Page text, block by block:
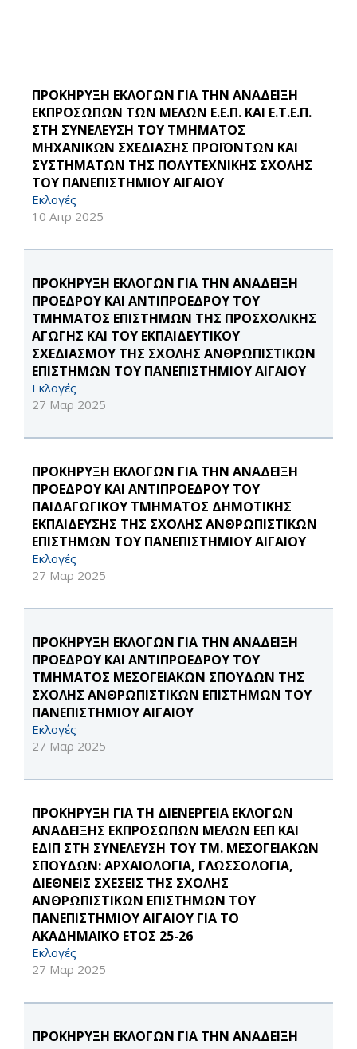
ΠΡΟΚΗΡΥΞΗ ΕΚΛΟΓΩΝ ΓΙΑ ΤΗΝ ΑΝΑΔΕΙΞΗ
ΕΚΠΡΟΣΩΠΩΝ ΤΩΝ ΜΕΛΩΝ Ε.Ε.Π. ΚΑΙ Ε.Τ.Ε.Π.
ΣΤΗ ΣΥΝΕΛΕΥΣΗ ΤΟΥ ΤΜΗΜΑΤΟΣ
ΜΗΧΑΝΙΚΩΝ ΣΧΕΔΙΑΣΗΣ ΠΡΟΪΟΝΤΩΝ ΚΑΙ
ΣΥΣΤΗΜΑΤΩΝ ΤΗΣ ΠΟΛΥΤΕΧΝΙΚΗΣ ΣΧΟΛΗΣ
ΤΟΥ ΠΑΝΕΠΙΣΤΗΜΙΟΥ ΑΙΓΑΙΟΥ
Εκλογές
10 Απρ 2025
ΠΡΟΚΗΡΥΞΗ ΕΚΛΟΓΩΝ ΓΙΑ ΤΗΝ ΑΝΑΔΕΙΞΗ
ΠΡΟΕΔΡΟΥ ΚΑΙ ΑΝΤΙΠΡΟΕΔΡΟΥ ΤΟΥ
ΤΜΗΜΑΤΟΣ ΕΠΙΣΤΗΜΩΝ ΤΗΣ ΠΡΟΣΧΟΛΙΚΗΣ
ΑΓΩΓΗΣ ΚΑΙ ΤΟΥ ΕΚΠΑΙΔΕΥΤΙΚΟΥ
ΣΧΕΔΙΑΣΜΟΥ ΤΗΣ ΣΧΟΛΗΣ ΑΝΘΡΩΠΙΣΤΙΚΩΝ
ΕΠΙΣΤΗΜΩΝ ΤΟΥ ΠΑΝΕΠΙΣΤΗΜΙΟΥ ΑΙΓΑΙΟΥ
Εκλογές
27 Μαρ 2025
ΠΡΟΚΗΡΥΞΗ ΕΚΛΟΓΩΝ ΓΙΑ ΤΗΝ ΑΝΑΔΕΙΞΗ
ΠΡΟΕΔΡΟΥ ΚΑΙ ΑΝΤΙΠΡΟΕΔΡΟΥ ΤΟΥ
ΠΑΙΔΑΓΩΓΙΚΟΥ ΤΜΗΜΑΤΟΣ ΔΗΜΟΤΙΚΗΣ
ΕΚΠΑΙΔΕΥΣΗΣ ΤΗΣ ΣΧΟΛΗΣ ΑΝΘΡΩΠΙΣΤΙΚΩΝ
ΕΠΙΣΤΗΜΩΝ ΤΟΥ ΠΑΝΕΠΙΣΤΗΜΙΟΥ ΑΙΓΑΙΟΥ
Εκλογές
27 Μαρ 2025
ΠΡΟΚΗΡΥΞΗ ΕΚΛΟΓΩΝ ΓΙΑ ΤΗΝ ΑΝΑΔΕΙΞΗ
ΠΡΟΕΔΡΟΥ ΚΑΙ ΑΝΤΙΠΡΟΕΔΡΟΥ ΤΟΥ
ΤΜΗΜΑΤΟΣ ΜΕΣΟΓΕΙΑΚΩΝ ΣΠΟΥΔΩΝ ΤΗΣ
ΣΧΟΛΗΣ ΑΝΘΡΩΠΙΣΤΙΚΩΝ ΕΠΙΣΤΗΜΩΝ ΤΟΥ
ΠΑΝΕΠΙΣΤΗΜΙΟΥ ΑΙΓΑΙΟΥ
Εκλογές
27 Μαρ 2025
ΠΡΟΚΗΡΥΞΗ ΓΙΑ ΤΗ ΔΙΕΝΕΡΓΕΙΑ ΕΚΛΟΓΩΝ
ΑΝΑΔΕΙΞΗΣ ΕΚΠΡΟΣΩΠΩΝ ΜΕΛΩΝ ΕΕΠ ΚΑΙ
ΕΔΙΠ ΣΤΗ ΣΥΝΕΛΕΥΣΗ ΤΟΥ ΤΜ. ΜΕΣΟΓΕΙΑΚΩΝ
ΣΠΟΥΔΩΝ: ΑΡΧΑΙΟΛΟΓΙΑ, ΓΛΩΣΣΟΛΟΓΙΑ,
ΔΙΕΘΝΕΙΣ ΣΧΕΣΕΙΣ ΤΗΣ ΣΧΟΛΗΣ
ΑΝΘΡΩΠΙΣΤΙΚΩΝ ΕΠΙΣΤΗΜΩΝ ΤΟΥ
ΠΑΝΕΠΙΣΤΗΜΙΟΥ ΑΙΓΑΙΟΥ ΓΙΑ ΤΟ
ΑΚΑΔΗΜΑΪΚΟ ΕΤΟΣ 25-26
Εκλογές
27 Μαρ 2025
ΠΡΟΚΗΡΥΞΗ ΕΚΛΟΓΩΝ ΓΙΑ ΤΗΝ ΑΝΑΔΕΙΞΗ